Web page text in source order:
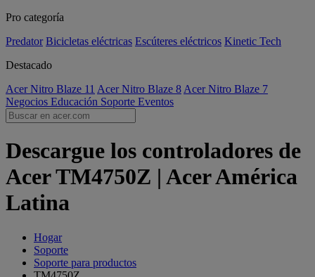
Pro categoría
Predator Bicicletas eléctricas Escúteres eléctricos Kinetic Tech
Destacado
Acer Nitro Blaze 11 Acer Nitro Blaze 8 Acer Nitro Blaze 7
Negocios Educación Soporte Eventos
Descargue los controladores de
Acer TM4750Z | Acer América
Latina
Hogar
Soporte
Soporte para productos